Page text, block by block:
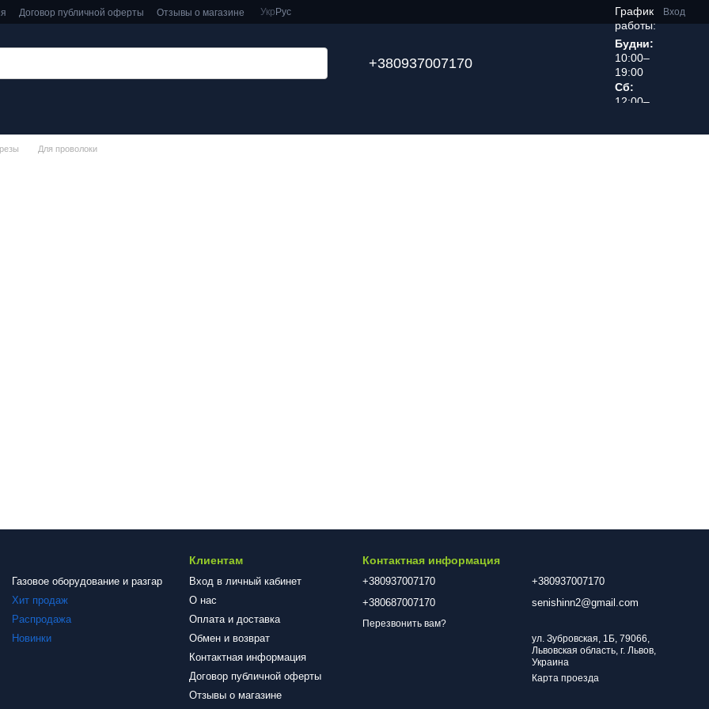
Договор публичной оферты Отзывы о магазине Укр Рус Вход
+380937007170
График
работы:
Будни:
10:00–
19:00
Сб:
12:00–
Для проволоки
Газовое оборудование и разгар
Хит продаж
Распродажа
Новинки
Клиентам
Вход в личный кабинет
О нас
Оплата и доставка
Обмен и возврат
Контактная информация
Договор публичной оферты
Отзывы о магазине
Контактная информация
+380937007170
+380687007170
Перезвонить вам?
+380937007170
senishinn2@gmail.com
ул. Зубровская, 1Б, 79066,
Львовская область, г. Львов,
Украина
Карта проезда